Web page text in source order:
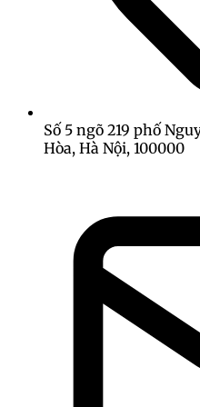
Số 5 ngõ 219 phố
Hòa, Hà Nội, 100000